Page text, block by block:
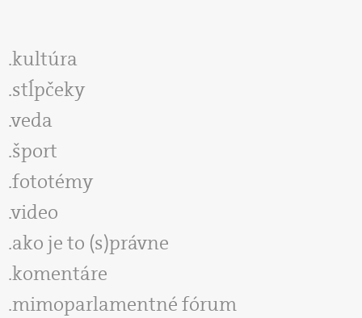
kultúra
stĺpčeky
veda
šport
fototémy
video
ako je to (s)právne
komentáre
mimoparlamentné fórum